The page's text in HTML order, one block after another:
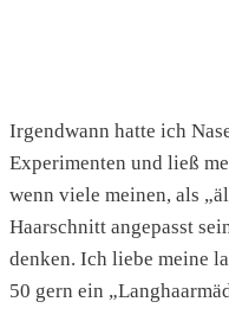
Irgendwann hatte ich
Experimenten und ließ
wenn viele meinen, als
Haarschnitt angepasst
denken. Ich liebe meine
50 gern ein